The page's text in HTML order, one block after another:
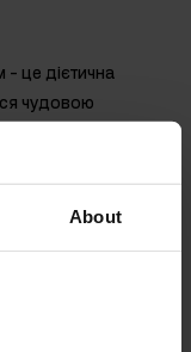
About
- це дієтична
чудовою
що
C
людей, оскільки